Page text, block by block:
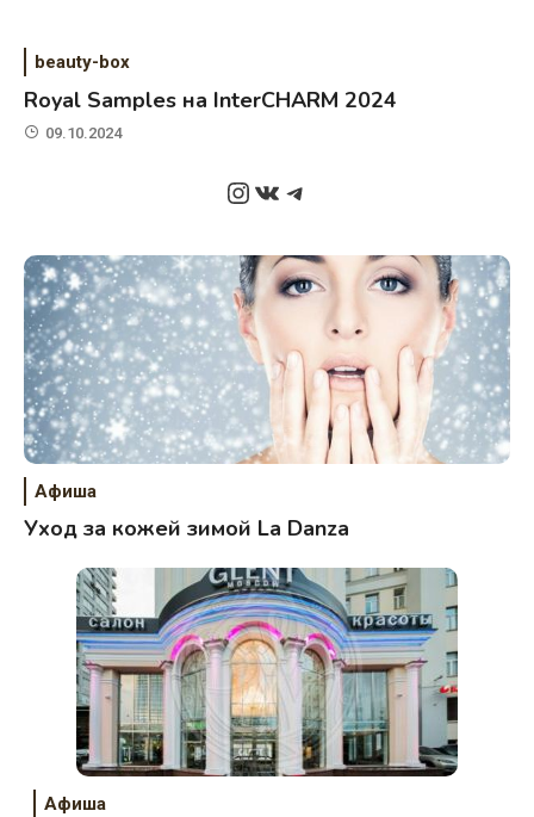
beauty-box
Royal Samples на InterCHARM 2024
09.10.2024
Instagram
ВКонтакте
Telegram
Афиша
Уход за кожей зимой La Danza
Афиша